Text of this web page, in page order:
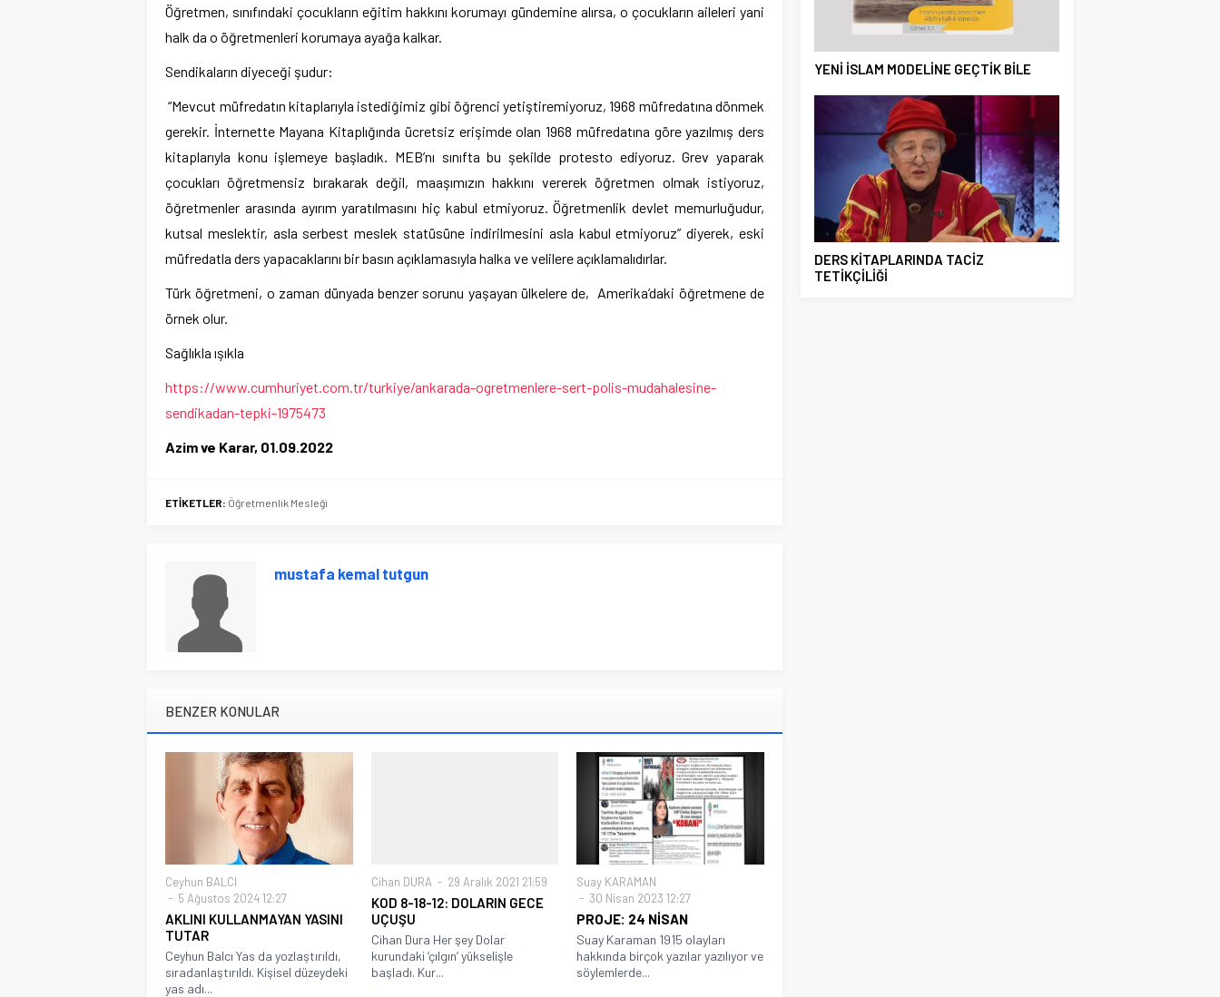
Öğretmen, sınıfındaki çocukların eğitim hakkını korumayı gündemine alırsa, o çocukların aileleri yani
halk da o öğretmenleri korumaya ayağa kalkar.
Sendikaların diyeceği şudur:
“Mevcut müfredatın kitaplarıyla istediğimiz gibi öğrenci yetiştiremiyoruz, 1968 müfredatına dönmek
gerekir. İnternette Mayana Kitaplığında ücretsiz erişimde olan 1968 müfredatına göre yazılmış ders
kitaplarıyla konu işlemeye başladık. MEB’nı sınıfta bu şekilde protesto ediyoruz. Grev yaparak
çocukları öğretmensiz bırakarak değil, maaşımızın hakkını vererek öğretmen olmak istiyoruz,
öğretmenler arasında ayırım yaratılmasını hiç kabul etmiyoruz. Öğretmenlik devlet memurluğudur,
kutsal meslektir, asla serbest meslek statüsüne indirilmesini asla kabul etmiyoruz” diyerek, eski
müfredatla ders yapacaklarını bir basın açıklamasıyla halka ve velilere açıklamalıdırlar.
Türk öğretmeni, o zaman dünyada benzer sorunu yaşayan ülkelere de, Amerika’daki öğretmene de
örnek olur.
Sağlıkla ışıkla
https://www.cumhuriyet.com.tr/turkiye/ankarada-ogretmenlere-sert-polis-mudahalesine-
sendikadan-tepki-1975473
Azim ve Karar, 01.09.2022
ETİKETLER: Öğretmenlik Mesleği
mustafa kemal tutgun
BENZER KONULAR
Ceyhun BALCI
5 Ağustos 2024 12:27
AKLINI KULLANMAYAN YASINI
TUTAR
Ceyhun Balcı Yas da yozlaştırıldı,
sıradanlaştırıldı. Kişisel düzeydeki
yas adı...
Cihan DURA 29 Aralık 2021 21:59
KOD 8-18-12: DOLARIN GECE
UÇUŞU
Cihan Dura Her şey Dolar
kurundaki ‘çılgın’ yükselişle
başladı. Kur...
Suay KARAMAN
30 Nisan 2023 12:27
PROJE: 24 NİSAN
Suay Karaman 1915 olayları
hakkında birçok yazılar yazılıyor ve
söylemlerde...
YENİ İSLAM MODELİNE GEÇTİK BİLE
DERS KİTAPLARINDA TACİZ
TETİKÇİLİĞİ